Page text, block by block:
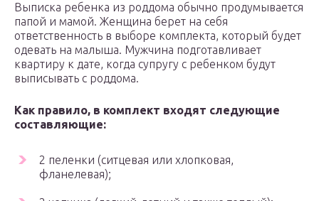
Выписка ребенка из роддома обычно продумывается
папой и мамой. Женщина берет на себя
ответственность в выборе комплекта, который будет
одевать на малыша. Мужчина подготавливает
квартиру к дате, когда супругу с ребенком будут
выписывать с роддома.
Как правило, в комплект входят следующие
составляющие:
2 пеленки (ситцевая или хлопковая,
фланелевая);